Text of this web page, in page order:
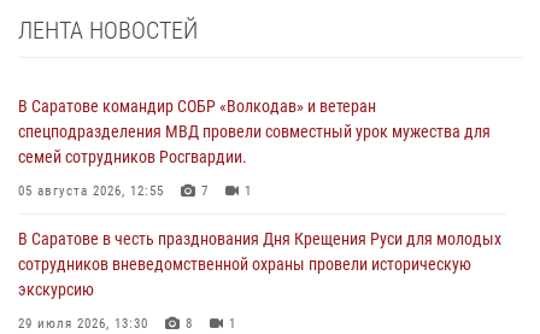
ЛЕНТА НОВОСТЕЙ
В Саратове командир СОБР «Волкодав» и ветеран
спецподразделения МВД провели совместный урок мужества для
семей сотрудников Росгвардии.
05 августа 2026, 12:55 7 1
В Саратове в честь празднования Дня Крещения Руси для молодых
сотрудников вневедомственной охраны провели историческую
экскурсию
29 июля 2026, 13:30 8 1